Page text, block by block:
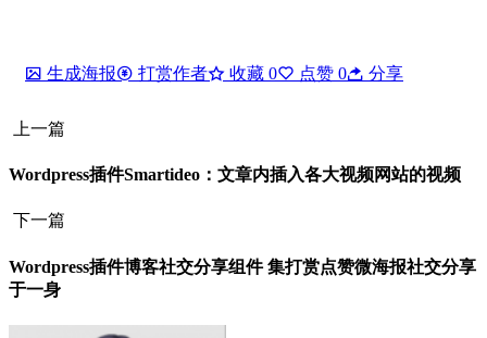
生成海报 打赏作者 收藏 0 点赞 0 分享
上一篇
Wordpress插件Smartideo：文章内插入各大视频网站的视频
下一篇
Wordpress插件博客社交分享组件 集打赏点赞微海报社交分享
于一身